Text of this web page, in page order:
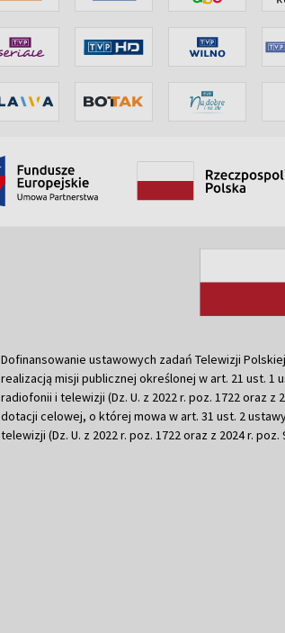
Dofinansowanie ustawowych zadań Telewizji
realizacją misji publicznej określonej w art. 21 ust. 1
radiofonii i telewizji (Dz. U. z 2022 r. poz. 1722 oraz z
dotacji celowej, o której mowa w art. 31 ust. 2
telewizji (Dz. U. z 2022 r. poz. 1722 oraz z 2024 r. poz.